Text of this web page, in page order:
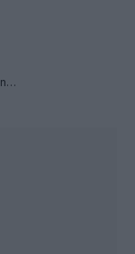
Oikofobia albo śmierć: Mastodon / Obituary / Ministry - Relacja